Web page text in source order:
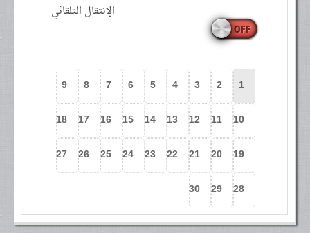
الإنتقال التلقائي
1
2
3
4
5
6
7
8
9
10
11
12
13
14
15
16
17
18
19
20
21
22
23
24
25
26
27
28
29
30